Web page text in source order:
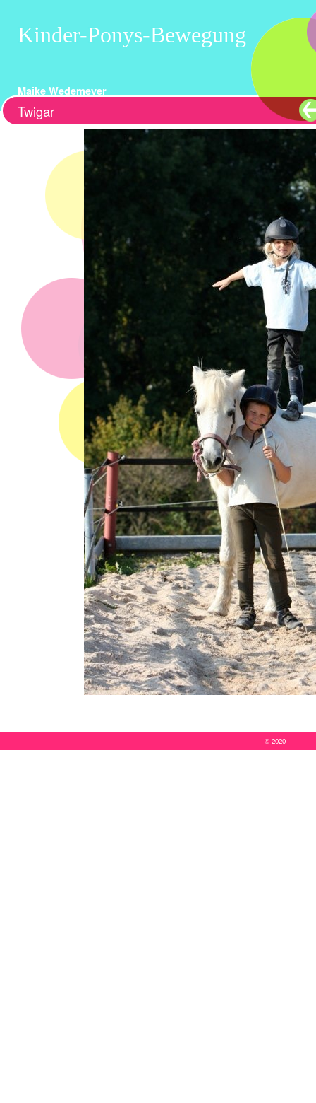
Kinder-Ponys-Bewegung
Maike Wedemeyer
Twigar
© 2020